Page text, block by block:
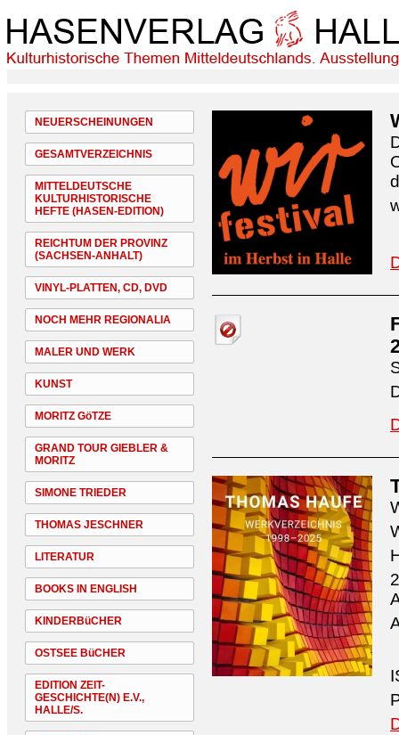
NEUERSCHEINUNGEN
GESAMTVERZEICHNIS
MITTELDEUTSCHE
KULTURHISTORISCHE
HEFTE (HASEN-EDITION)
REICHTUM DER PROVINZ
(SACHSEN-ANHALT)
VINYL-PLATTEN, CD, DVD
NOCH MEHR REGIONALIA
MALER UND WERK
KUNST
MORITZ GöTZE
GRAND TOUR GIEBLER &
MORITZ
SIMONE TRIEDER
THOMAS JESCHNER
LITERATUR
BOOKS IN ENGLISH
KINDERBüCHER
OSTSEE BüCHER
EDITION ZEIT-
GESCHICHTE(N) E.V.,
HALLE/S.